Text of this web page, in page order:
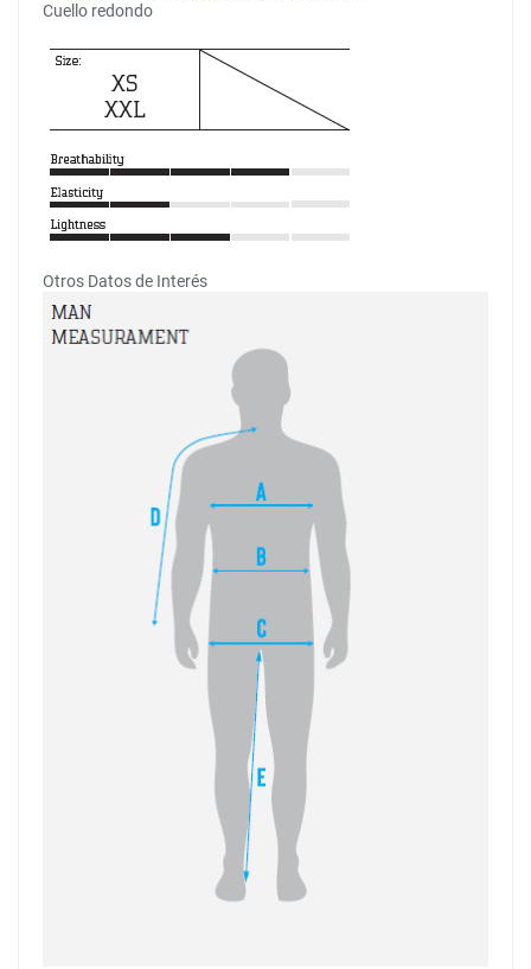
Cuello redondo
Otros Datos de Interés